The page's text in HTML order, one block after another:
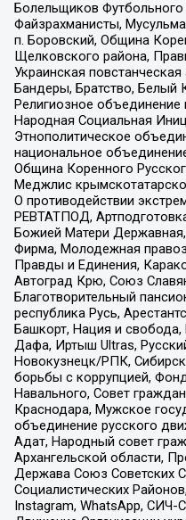
Болельщиков
Файзрахманисты,
п. Боровский, Община
Щелковского района,
Украинская
Бандеры, Братство, Белый
Религиозное объединение
Народная Социальная
Этнополитическое
национальное
Община Коренного
Меджлис
О противодействии
РЕВТАТПОД,
Божией Матери
Фирма, Молодежная
Правды и Единения,
Автоград Крю, Союз
Благотворительный
республика Русь,
Башкорт, Нация и свобода,
Дафа, Иртыш Ultras,
Новокузнецк/РПК,
борьбы с коррупцией,
Навального, Совет
Краснодара, Мужское
объединение русского
Адат, Народный совет
Архангельской области,
Держава Союз Советских
Социалистических
Instagram, WhatsApp, СИЧ-